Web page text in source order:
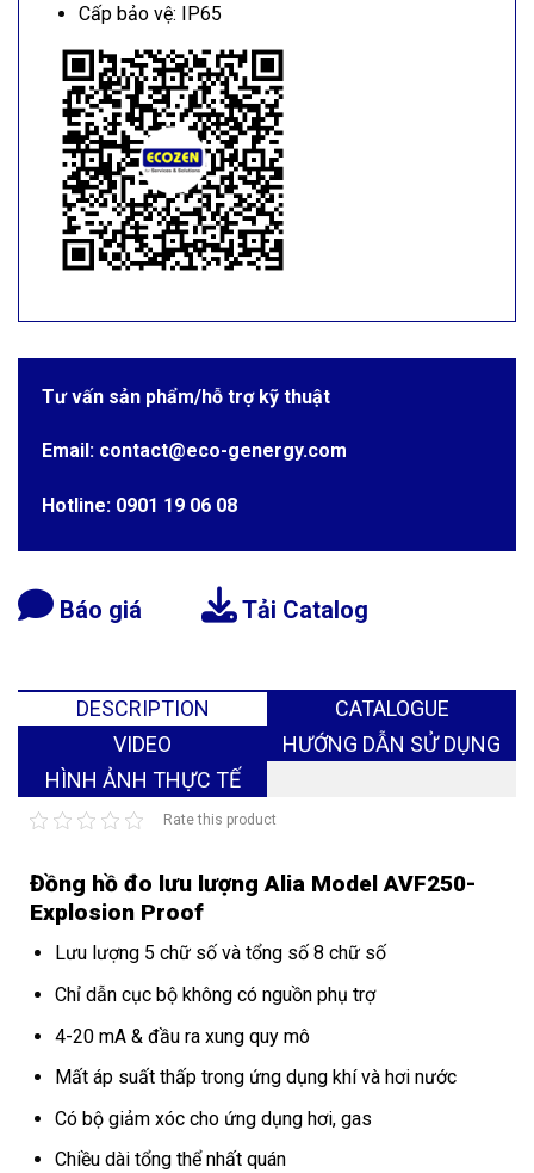
Cấp bảo vệ: IP65
Tư vấn sản phẩm/hỗ trợ kỹ thuật
Email: contact@eco-genergy.com
Hotline: 0901 19 06 08
Báo giá Tải Catalog
DESCRIPTION
CATALOGUE
VIDEO
HƯỚNG DẪN SỬ DỤNG
HÌNH ẢNH THỰC TẾ
Rate this product
Đồng hồ đo lưu lượng Alia Model AVF250-
Explosion Proof
Lưu lượng 5 chữ số và tổng số 8 chữ số
Chỉ dẫn cục bộ không có nguồn phụ trợ
4-20 mA & đầu ra xung quy mô
Mất áp suất thấp trong ứng dụng khí và hơi nước
Có bộ giảm xóc cho ứng dụng hơi, gas
Chiều dài tổng thể nhất quán